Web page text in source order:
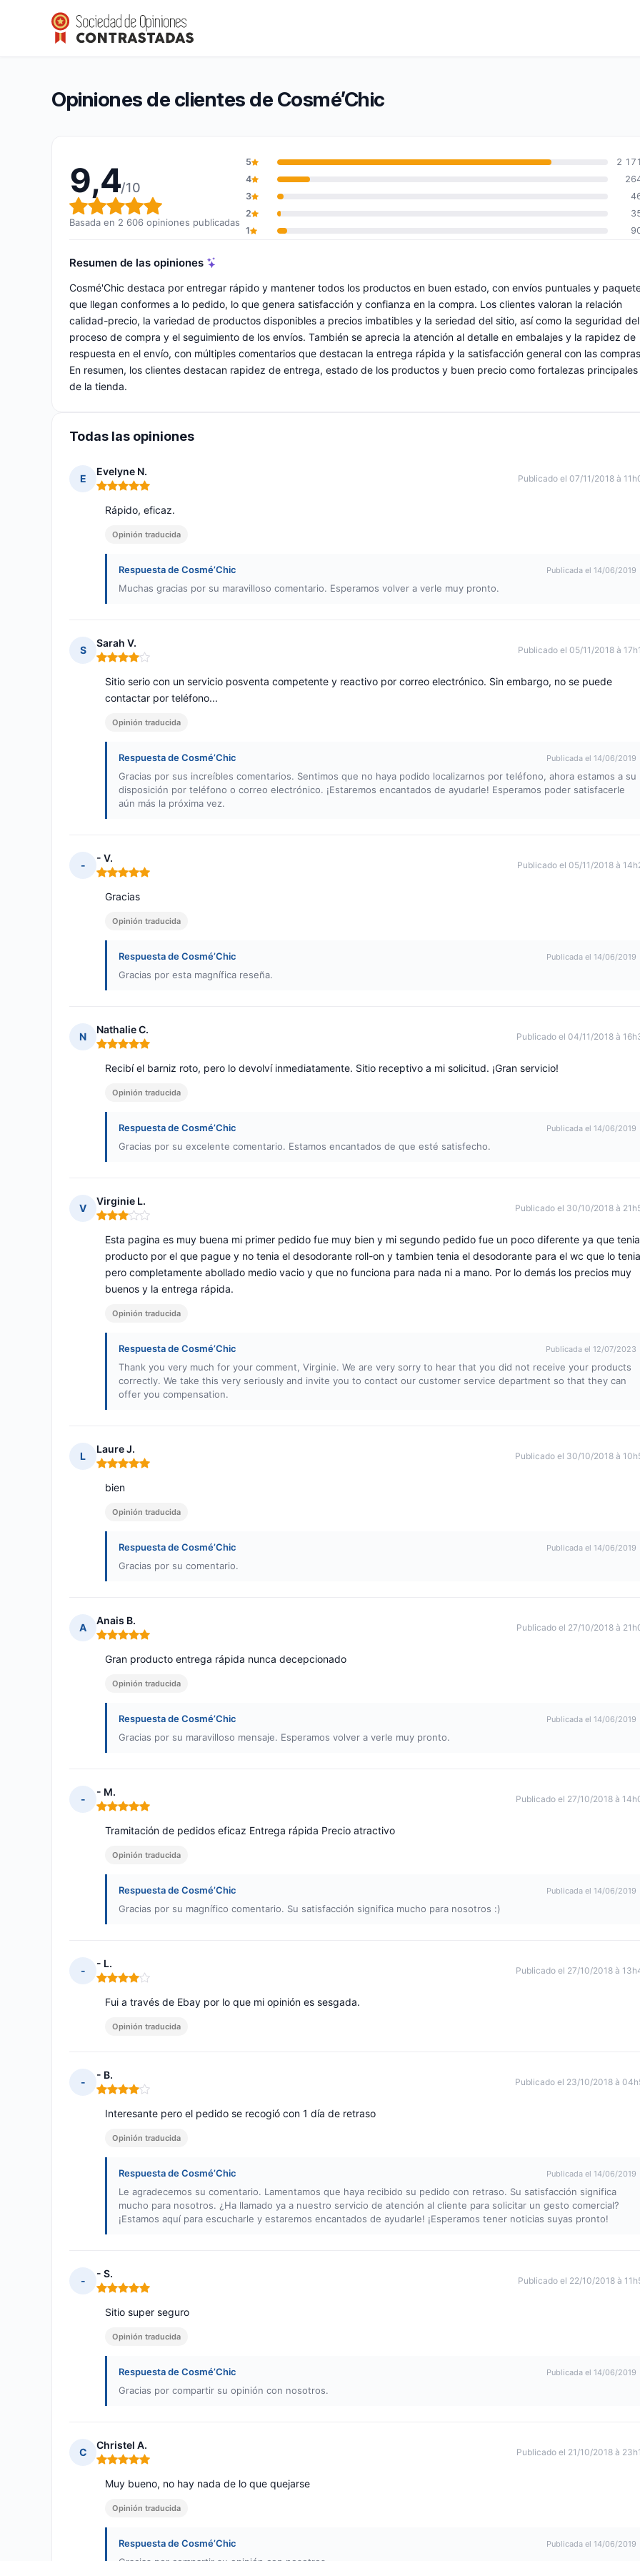
Cosmé’Chic
Calificación global: 9,4 de 10
9,4/10(2 606 opiniones)
Opiniones de clientes de Cosmé’Chic
9,4/10
Calificación global: 9,4 de 10
Basada en 2 606 opiniones publicadas
5
2
4
3
2
1
Resumen de las opiniones
Cosmé'Chic destaca por entregar rápido y mantener todos los productos en buen estado, con envíos puntuales y
que llegan conformes a lo pedido, lo que genera satisfacción y confianza en la compra. Los clientes valoran la relación
calidad-precio, la variedad de productos disponibles a precios imbatibles y la seriedad del sitio, así como la seguridad del
proceso de compra y el seguimiento de los envíos. También se aprecia la atención al detalle en embalajes y la rapidez de
respuesta en el envío, con múltiples comentarios que destacan la entrega rápida y la satisfacción general con las
En resumen, los clientes destacan rapidez de entrega, estado de los productos y buen precio como fortalezas principales
de la tienda.
Todas las opiniones
E
Evelyne N.
Nota: 5 de 5
Publicado el 07/11/2018 à
Rápido, eficaz.
Opinión traducida
Respuesta de Cosmé’Chic Publicada el 14/06/2019
Muchas gracias por su maravilloso comentario. Esperamos volver a verle muy pronto.
S
Sarah V.
Nota: 4 de 5
Publicado el 05/11/2018 à
Sitio serio con un servicio posventa competente y reactivo por correo electrónico. Sin embargo, no se puede
contactar por teléfono...
Opinión traducida
Respuesta de Cosmé’Chic Publicada el 14/06/2019
Gracias por sus increíbles comentarios. Sentimos que no haya podido localizarnos por teléfono, ahora estamos a su
disposición por teléfono o correo electrónico. ¡Estaremos encantados de ayudarle! Esperamos poder satisfacerle
aún más la próxima vez.
-
- V.
Nota: 5 de 5
Publicado el 05/11/2018 à
Gracias
Opinión traducida
Respuesta de Cosmé’Chic Publicada el 14/06/2019
Gracias por esta magnífica reseña.
N
Nathalie C.
Nota: 5 de 5
Publicado el 04/11/2018 à
Recibí el barniz roto, pero lo devolví inmediatamente. Sitio receptivo a mi solicitud. ¡Gran servicio!
Opinión traducida
Respuesta de Cosmé’Chic Publicada el 14/06/2019
Gracias por su excelente comentario. Estamos encantados de que esté satisfecho.
V
Virginie L.
Nota: 3 de 5
Publicado el 30/10/2018 à
Esta pagina es muy buena mi primer pedido fue muy bien y mi segundo pedido fue un poco diferente ya que
producto por el que pague y no tenia el desodorante roll-on y tambien tenia el desodorante para el wc que lo tenia
pero completamente abollado medio vacio y que no funciona para nada ni a mano. Por lo demás los precios muy
buenos y la entrega rápida.
Opinión traducida
Respuesta de Cosmé’Chic Publicada el 12/07/2023
Thank you very much for your comment, Virginie. We are very sorry to hear that you did not receive your products
correctly. We take this very seriously and invite you to contact our customer service department so that they can
offer you compensation.
L
Laure J.
Nota: 5 de 5
Publicado el 30/10/2018 à
bien
Opinión traducida
Respuesta de Cosmé’Chic Publicada el 14/06/2019
Gracias por su comentario.
A
Anais B.
Nota: 5 de 5
Publicado el 27/10/2018 à
Gran producto entrega rápida nunca decepcionado
Opinión traducida
Respuesta de Cosmé’Chic Publicada el 14/06/2019
Gracias por su maravilloso mensaje. Esperamos volver a verle muy pronto.
-
- M.
Nota: 5 de 5
Publicado el 27/10/2018 à
Tramitación de pedidos eficaz Entrega rápida Precio atractivo
Opinión traducida
Respuesta de Cosmé’Chic Publicada el 14/06/2019
Gracias por su magnífico comentario. Su satisfacción significa mucho para nosotros :)
-
- L.
Nota: 4 de 5
Publicado el 27/10/2018 à
Fui a través de Ebay por lo que mi opinión es sesgada.
Opinión traducida
-
- B.
Nota: 4 de 5
Publicado el 23/10/2018 à
Interesante pero el pedido se recogió con 1 día de retraso
Opinión traducida
Respuesta de Cosmé’Chic Publicada el 14/06/2019
Le agradecemos su comentario. Lamentamos que haya recibido su pedido con retraso. Su satisfacción significa
mucho para nosotros. ¿Ha llamado ya a nuestro servicio de atención al cliente para solicitar un gesto comercial?
¡Estamos aquí para escucharle y estaremos encantados de ayudarle! ¡Esperamos tener noticias suyas pronto!
-
- S.
Nota: 5 de 5
Publicado el 22/10/2018 à
Sitio super seguro
Opinión traducida
Respuesta de Cosmé’Chic Publicada el 14/06/2019
Gracias por compartir su opinión con nosotros.
C
Christel A.
Nota: 5 de 5
Publicado el 21/10/2018 à
Muy bueno, no hay nada de lo que quejarse
Opinión traducida
Respuesta de Cosmé’Chic Publicada el 14/06/2019